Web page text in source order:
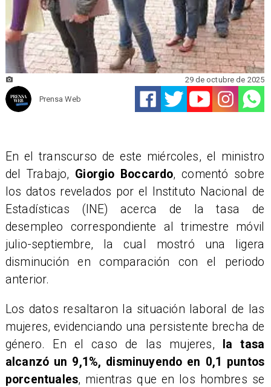
Prensa Web
29 de octubre de 2025
En el transcurso de este miércoles, el ministro
del Trabajo, Giorgio Boccardo, comentó sobre
los datos revelados por el Instituto Nacional de
Estadísticas (INE) acerca de la tasa de
desempleo correspondiente al trimestre móvil
julio-septiembre, la cual mostró una ligera
disminución en comparación con el periodo
anterior.
Los datos resaltaron la situación laboral de las
mujeres, evidenciando una persistente brecha de
género. En el caso de las mujeres,
la tasa
alcanzó un 9,1%, disminuyendo en 0,1 puntos
porcentuales, mientras que en los hombres se